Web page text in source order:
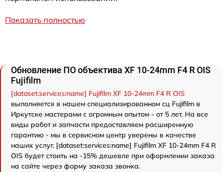
Показать полностью
Обновление ПО объектива XF 10-24mm F4 R OIS
Fujifilm
[dataset:services:name] Fujifilm XF 10-24mm F4 R OIS
выполняется в нашем специализированном сц Fujifilm в
Иркутске мастерами с огромным опытом - от 5 лет. На все
виды работ и запчасти предоставляем расширенную
гарантию - мы в сервисном центр уверены в качестве
наших услуг. [dataset:services:name] Fujifilm XF 10-24mm F4 R
OIS будет стоить на -15% дешевле при оформлении заказа
на сайте через форму заказа звонка.